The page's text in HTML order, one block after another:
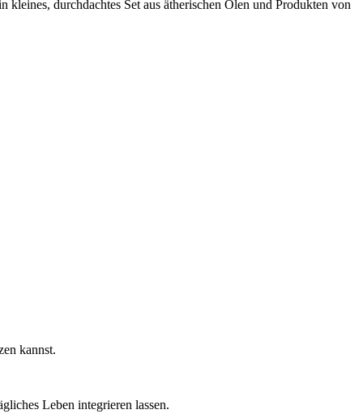
durchdachtes Set aus ätherischen Ölen und Produkten von
kannst.
Leben integrieren lassen.